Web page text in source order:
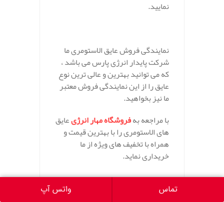
نمایید.
نمایندگی فروش عایق الاستومری ما
شرکت پایدار انرژی پارس می باشد ،
که می توانید بهترین و عالی ترین نوع
عایق را از این نمایندگی فروش معتبر
ما نیز بخواهید.
با مراجعه بهفروشگاه مهار انرژیعایق
های الاستومری را با بهترین قیمت و
همراه با تخفیف های ویژه از ما
خریداری نماید.
تماس واتس آپ